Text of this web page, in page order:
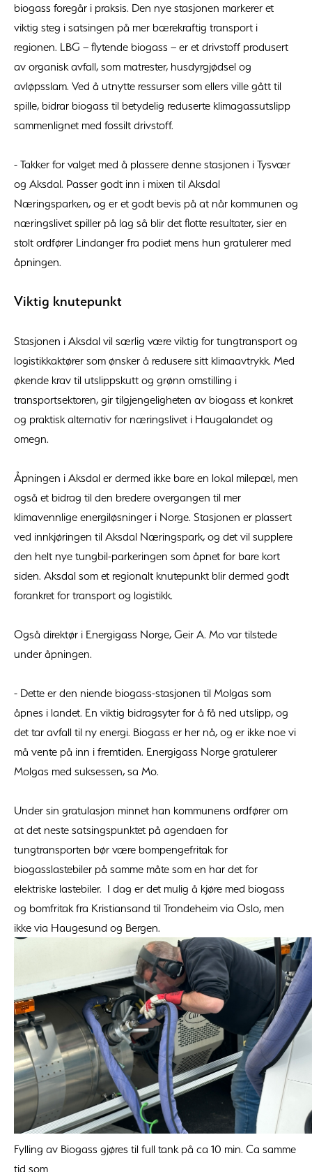
biogass foregår i praksis. Den nye stasjonen markerer et
viktig steg i satsingen på mer bærekraftig transport i
regionen. LBG – flytende biogass – er et drivstoff produsert
av organisk avfall, som matrester, husdyrgjødsel og
avløpsslam. Ved å utnytte ressurser som ellers ville gått til
spille, bidrar biogass til betydelig reduserte klimagassutslipp
sammenlignet med fossilt drivstoff.
- Takker for valget med å plassere denne stasjonen i Tysvær
og Aksdal. Passer godt inn i mixen til Aksdal
Næringsparken, og er et godt bevis på at når kommunen og
næringslivet spiller på lag så blir det flotte resultater, sier en
stolt ordfører Lindanger fra podiet mens hun gratulerer med
åpningen.
Viktig knutepunkt
Stasjonen i Aksdal vil særlig være viktig for tungtransport og
logistikkaktører som ønsker å redusere sitt klimaavtrykk. Med
økende krav til utslippskutt og grønn omstilling i
transportsektoren, gir tilgjengeligheten av biogass et konkret
og praktisk alternativ for næringslivet i Haugalandet og
omegn.
Åpningen i Aksdal er dermed ikke bare en lokal milepæl, men
også et bidrag til den bredere overgangen til mer
klimavennlige energiløsninger i Norge. Stasjonen er plassert
ved innkjøringen til Aksdal Næringspark, og det vil supplere
den helt nye tungbil-parkeringen som åpnet for bare kort
siden. Aksdal som et regionalt knutepunkt blir dermed godt
forankret for transport og logistikk.
Også direktør i Energigass Norge, Geir A. Mo var tilstede
under åpningen.
- Dette er den niende biogass-stasjonen til Molgas som
åpnes i landet. En viktig bidragsyter for å få ned utslipp, og
det tar avfall til ny energi. Biogass er her nå, og er ikke noe vi
må vente på inn i fremtiden. Energigass Norge gratulerer
Molgas med suksessen, sa Mo.
Under sin gratulasjon minnet han kommunens ordfører om
at det neste satsingspunktet på agendaen for
tungtransporten bør være bompengefritak for
biogasslastebiler på samme måte som en har det for
elektriske lastebiler. I dag er det mulig å kjøre med biogass
og bomfritak fra Kristiansand til Trondeheim via Oslo, men
ikke via Haugesund og Bergen.
Fylling av Biogass gjøres til full tank på ca 10 min. Ca samme
tid som